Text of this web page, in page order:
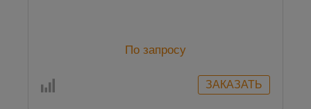
По запросу